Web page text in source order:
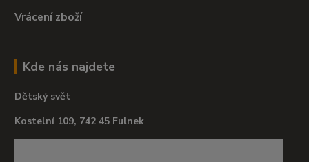
Vrácení zboží
Kde nás najdete
Dětský svět
Kostelní 109, 742 45 Fulnek